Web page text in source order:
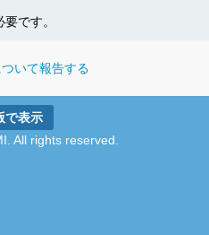
要です。
いて報告する
で表示
All rights reserved.